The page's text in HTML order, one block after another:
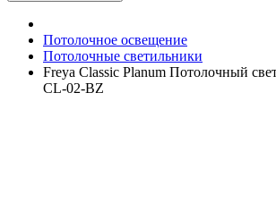
Потолочное освещение
Потолочные светильники
Freya Classic Planum Потолочный
CL-02-BZ